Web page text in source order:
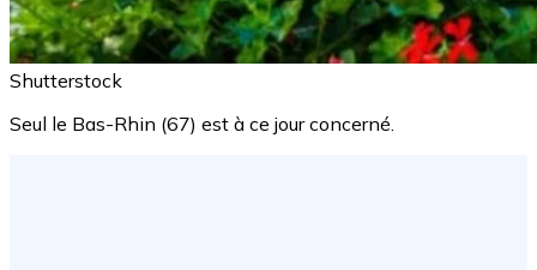
Shutterstock
Seul le Bas-Rhin (67) est à ce jour concerné.